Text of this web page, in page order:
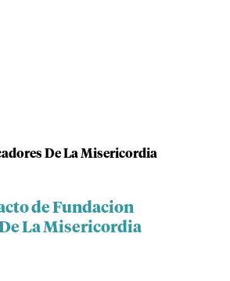
De La Misericordia
de Fundacion
La Misericordia